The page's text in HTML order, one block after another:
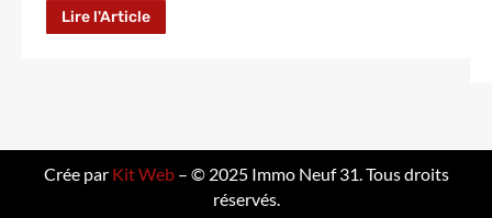
Lire l'Article
Crée par Kit Web– © 2025 Immo Neuf 31. Tous droits
réservés.